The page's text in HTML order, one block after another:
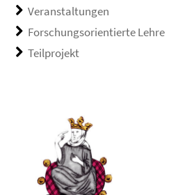
Veranstaltungen
Forschungsorientierte Lehre
Teilprojekt